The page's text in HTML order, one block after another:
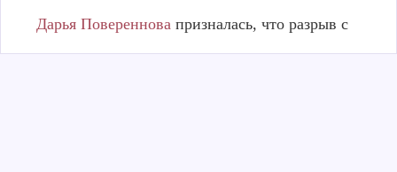
Дарья Повереннова призналась, что разрыв с